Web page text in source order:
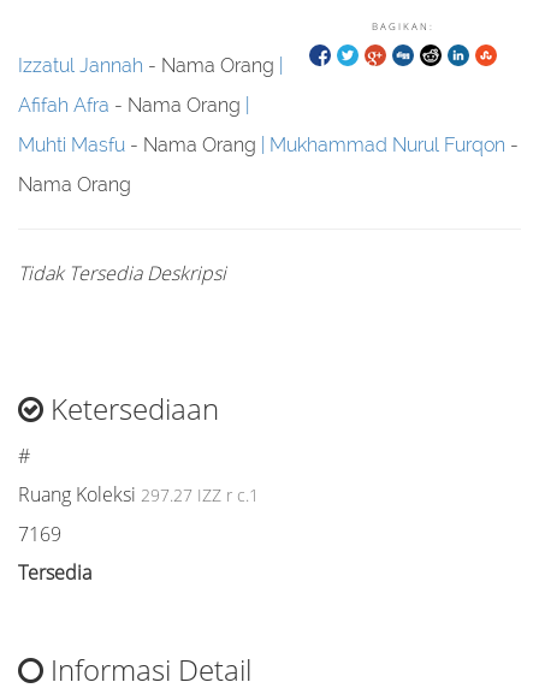
BAGIKAN:
Izzatul Jannah - Nama Orang
Afifah Afra - Nama Orang
Muhti Masfu - Nama Orang Mukhammad Nurul Furqon -
Nama Orang
Tidak Tersedia Deskripsi
Ketersediaan
#
Ruang Koleksi 297.27 IZZ r c.1
7169
Tersedia
Informasi Detail